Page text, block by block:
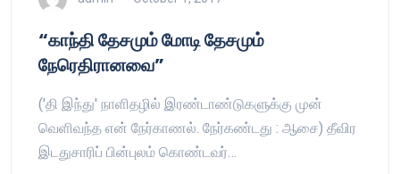
“காந்தி தேசமும் மோடி தேசமும்
நேரெதிரானவை”
('தி இந்து' நாளிதழில் இரண்டாண்டுகளுக்கு முன்
வெளிவந்த என் நேர்காணல். நேர்கண்டது : ஆசை) தீவிர
இடதுசாரிப் பின்புலம் கொண்டவர்…